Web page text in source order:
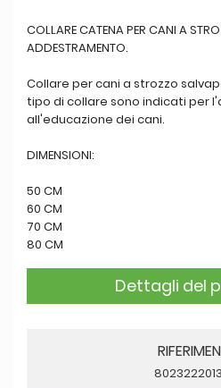
COLLARE CATENA PER CANI A
ADDESTRAMENTO.
Collare per cani a strozzo
tipo di collare sono indicati per
all'educazione dei cani.
DIMENSIONI:
50 CM
60 CM
70 CM
80 CM
Dettagli del